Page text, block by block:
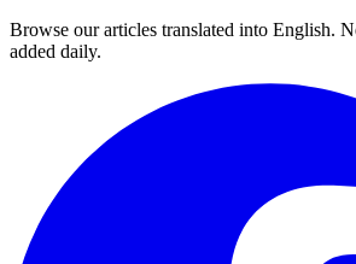
Browse our articles translated into English.
added daily.